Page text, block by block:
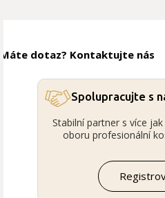
Máte dotaz? Kontaktujte nás
Spolupracujte s
Stabilní partner s více
oboru profesionální